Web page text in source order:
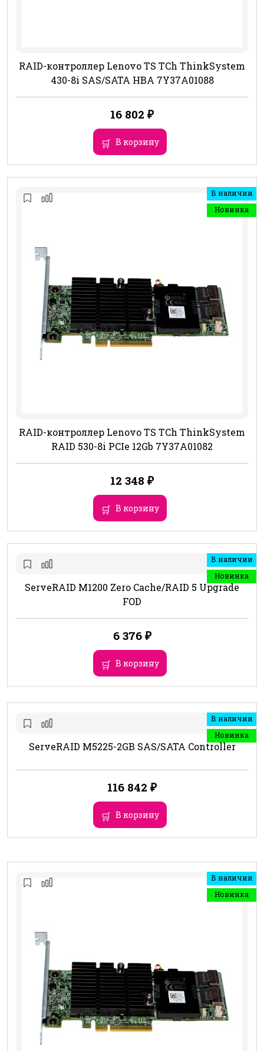
RAID-контроллер Lenovo TS TCh ThinkSystem
430-8i SAS/SATA HBA 7Y37A01088
16 802 ₽
В корзину
В наличии
Новинка
RAID-контроллер Lenovo TS TCh ThinkSystem
RAID 530-8i PCIe 12Gb 7Y37A01082
12 348 ₽
В корзину
В наличии
Новинка
ServeRAID M1200 Zero Cache/RAID 5 Upgrade
FOD
6 376 ₽
В корзину
В наличии
Новинка
ServeRAID M5225-2GB SAS/SATA Controller
116 842 ₽
В корзину
В наличии
Новинка